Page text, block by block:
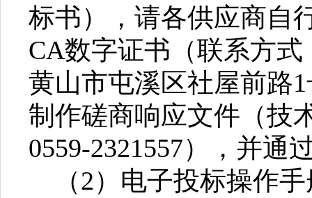
标书）
，请各供应商自
CA数字证书 （联系方式
黄山市屯溪区社屋前路
制作磋商响应文件（技
0559-2321557）
，并通
（2） 电子投标操作